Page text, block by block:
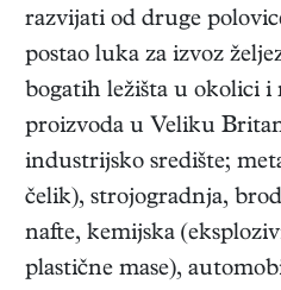
razvijati od druge
postao luka za izvoz
bogatih ležišta u okolici
proizvoda u Veliku
industrijsko središte;
čelik), strojogradnja,
nafte, kemijska
plastične mase),